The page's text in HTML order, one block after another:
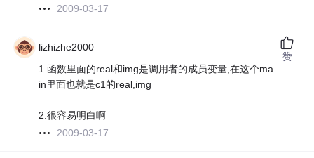
2009-03-17
lizhizhe2000
1.函数里面的real和img是调用者的成员变量,在这个ma
in里面也就是c1的real,img
2.很容易明白啊
2009-03-17
赞